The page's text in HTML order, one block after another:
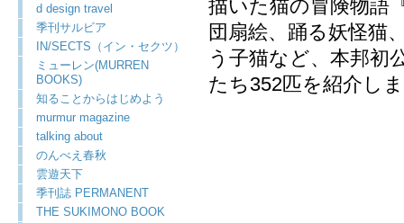
d design travel
季刊サルビア
IN/SECTS（イン・セクツ）
ミューレン(MURREN
BOOKS)
知ることからはじめよう
murmur magazine
talking about
のんべえ春秋
雲遊天下
季刊誌 PERMANENT
THE SUKIMONO BOOK
描いた猫の冒険物語
団扇絵、踊る妖怪猫
う子猫など、本邦初
たち352匹を紹介し